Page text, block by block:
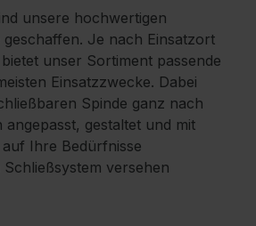
unsere hochwertigen
geschaffen. Je nach Einsatzort
unser Sortiment passende
Einsatzzwecke. Dabei
Spinde ganz nach
gestaltet und mit
Ihre Bedürfnisse
versehen